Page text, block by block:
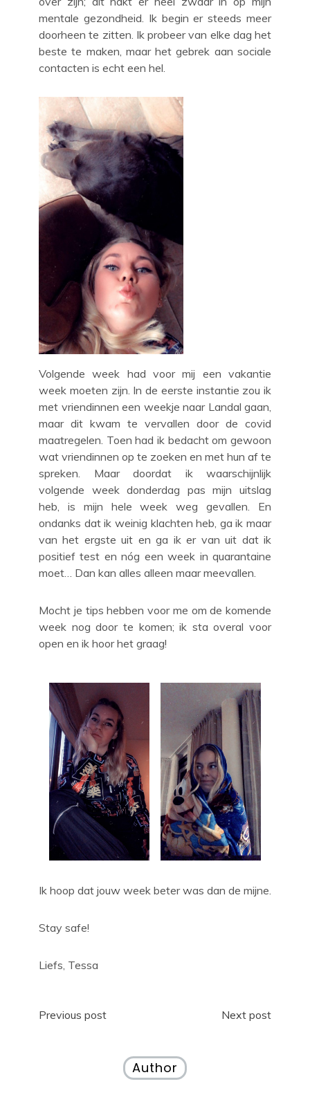
mentale gezondheid. Ik begin er steeds meer
doorheen te zitten. Ik probeer van elke dag het
beste te maken, maar het gebrek aan sociale
contacten is echt een hel.
Volgende week had voor mij een vakantie
week moeten zijn. In de eerste instantie zou ik
met vriendinnen een weekje naar Landal gaan,
maar dit kwam te vervallen door de covid
maatregelen. Toen had ik bedacht om gewoon
wat vriendinnen op te zoeken en met hun af te
spreken. Maar doordat ik waarschijnlijk
volgende week donderdag pas mijn uitslag
heb, is mijn hele week weg gevallen. En
ondanks dat ik weinig klachten heb, ga ik maar
van het ergste uit en ga ik er van uit dat ik
positief test en nóg een week in quarantaine
moet… Dan kan alles alleen maar meevallen.
Mocht je tips hebben voor me om de komende
week nog door te komen; ik sta overal voor
open en ik hoor het graag!
Ik hoop dat jouw week beter was dan de mijne.
Stay safe!
Liefs, Tessa
Post
Previous post Next post
Author